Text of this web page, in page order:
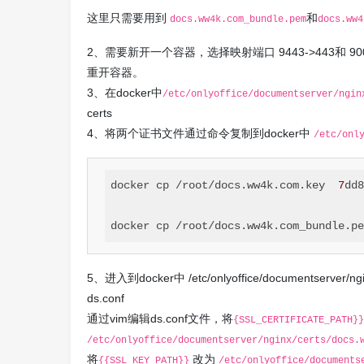
这里只需要用到 docs.ww4k.com_bundle.pem和
2、需要新开一个容器，选择映射端口 9443->443和
重开容器。
3、在docker中/etc/onlyoffice/documentserver/
certs
4、将两个证书文件通过命令复制到docker中 /etc/
docker cp /root/docs.ww4k.com.key 7
docker cp /root/
5、进入到docker中 /etc/onlyoffice/documentserver/
ds.conf
通过vim编辑ds.conf文件，将{SSL_CERTIFICATE_PATH}}
/etc/onlyoffice/documentserver/nginx/certs/
将{{SSL_KEY_PATH}} 改为 /etc/onlyoffice/